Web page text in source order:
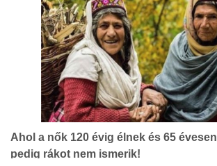
Ahol a nők 120 évig élnek és 65
pedig rákot nem ismerik!